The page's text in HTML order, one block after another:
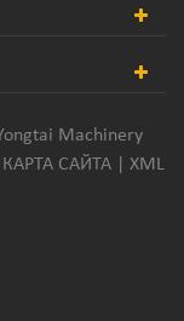
Machinery
КАРТА САЙТА
XML